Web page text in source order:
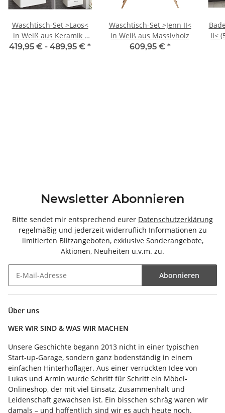
Waschtisch-Set >Laos<
in Weiß aus Keramik -
12cm (H)
419,95 € - 489,95 € *
Waschtisch-Set >Jenn II<
in Weiß aus Massivholz
609,95 € *
II<
Newsletter Abonnieren
Bitte sendet mir entsprechend eurer Datenschutzerklärung
regelmäßig und jederzeit widerruflich Informationen zu
limitierten Blitzangeboten, exklusive Sonderangebote,
Aktionen, Neuheiten u.v.m. zu.
Abonnieren
Über uns
WER WIR SIND & WAS WIR MACHEN
Unsere Geschichte begann 2013 nicht in einer typischen
Start-up-Garage, sondern ganz bodenständig in einem
einfachen Hinterhoflager. Aus einer verrückten Idee von
Lukas und Armin wurde Schritt für Schritt ein Möbel-
Onlineshop, der mit viel Einsatz, Zusammenhalt und
Leidenschaft gewachsen ist. Ein bisschen schräg waren wir
damals – und hoffentlich sind wir es auch heute noch.